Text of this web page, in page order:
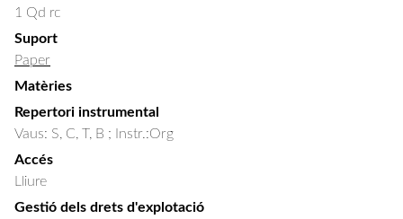
1 Qd rc
Suport
Paper
Matèries
Repertori instrumental
Vaus: S, C, T, B ; Instr.:Org
Accés
Lliure
Gestió dels drets d'explotació